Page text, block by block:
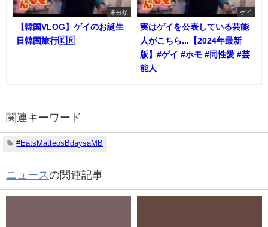
未分類
【韓国VLOG】ゲイのお誕生
日韓国旅行🇰🇷
ゲイ
実はゲイを公表している芸能
人がこちら...【2024年最新
版】#ゲイ #ホモ #同性愛 #芸
能人
関連キーワード
#EatsMatteosBdaysaMB
ニュースの関連記事